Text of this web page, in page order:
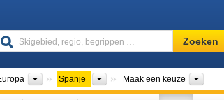
Skigebied,
regio,
…
Zoeken
Continenten
Spanje LandenMaak een keuze